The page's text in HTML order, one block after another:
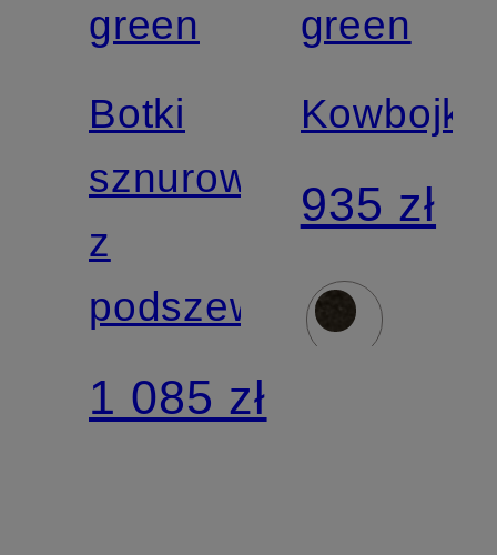
certyfikatem
green
Botki
sznurowane
z
podszewką
1 085 zł
certyfikatem
green
Kowbojki
935 zł